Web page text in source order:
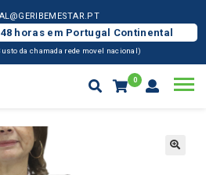
horas em Portugal Continental
da chamada rede movel nacional)
0
DE SEGURANÇA PREMIUN